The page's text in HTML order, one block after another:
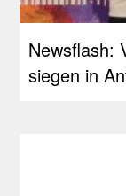
Newsflash:
siegen in